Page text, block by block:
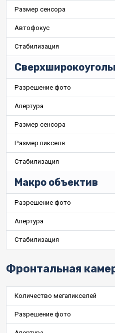
Размер сенсора
Автофокус
Стабилизация
Разрешение фото
Апертура
Размер сенсора
Размер пикселя
Стабилизация
Макро объектив
Разрешение фото
Апертура
Стабилизация
Фронтальная
Количество мегапикселей
Разрешение фото